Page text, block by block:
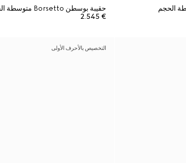
حقيبة بوسطن Borsetto متوسطة الحجم
€ 2.545
التخصيص بالأحرف الأولى